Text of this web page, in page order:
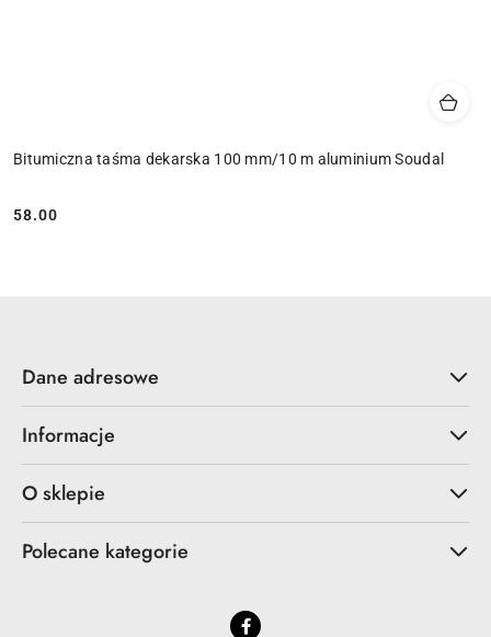
Bitumiczna taśma dekarska 100 mm/10 m aluminium Soudal
Cena:
58.00
Dane adresowe
Informacje
O sklepie
Polecane kategorie